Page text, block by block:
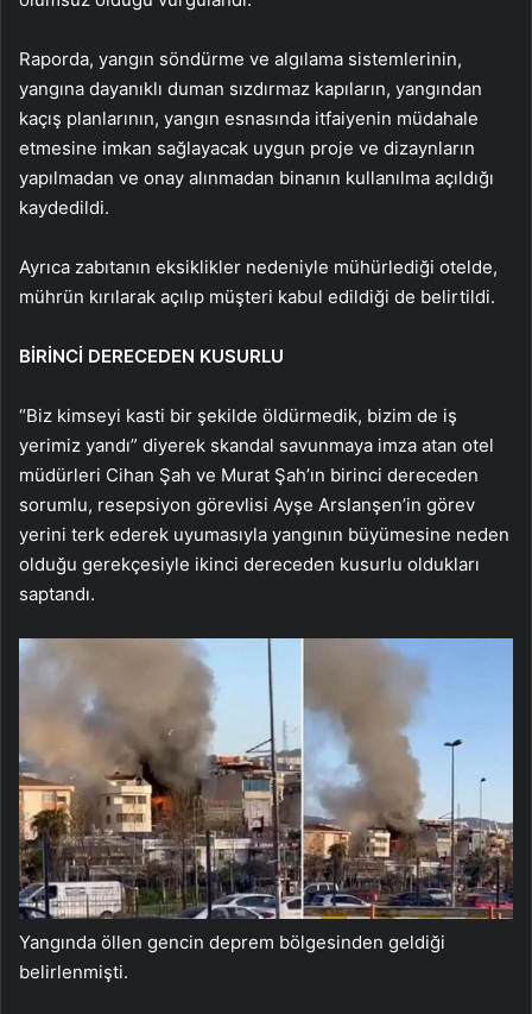
Raporda, yangın söndürme ve algılama sistemlerinin,
yangına dayanıklı duman sızdırmaz kapıların, yangından
kaçış planlarının, yangın esnasında itfaiyenin müdahale
etmesine imkan sağlayacak uygun proje ve dizaynların
yapılmadan ve onay alınmadan binanın kullanılma açıldığı
kaydedildi.
Ayrıca zabıtanın eksiklikler nedeniyle mühürlediği otelde,
mührün kırılarak açılıp müşteri kabul edildiği de belirtildi.
BİRİNCİ DERECEDEN KUSURLU
“Biz kimseyi kasti bir şekilde öldürmedik, bizim de iş
yerimiz yandı” diyerek skandal savunmaya imza atan otel
müdürleri Cihan Şah ve Murat Şah’ın birinci dereceden
sorumlu, resepsiyon görevlisi Ayşe Arslanşen’in görev
yerini terk ederek uyumasıyla yangının büyümesine neden
olduğu gerekçesiyle ikinci dereceden kusurlu oldukları
saptandı.
Yangında öllen gencin deprem bölgesinden geldiği
belirlenmişti.